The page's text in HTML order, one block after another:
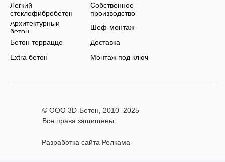
Монтаж под ключ
Доставка
Шеф-монтаж
Собственное
производство
Extra бетон
Бетон терраццо
Архитектурный
бетон
Легкий
стеклофибробетон
Разработка сайта Релкама
© ООО 3D-Бетон, 2010–2025
Все права защищены